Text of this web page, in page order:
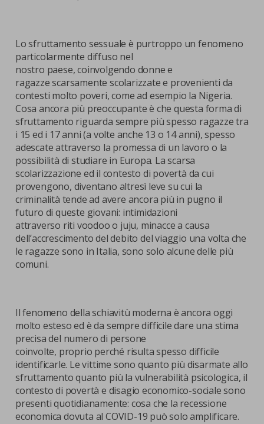
Lo sfruttamento sessuale è purtroppo un fenomeno
particolarmente diffuso nel
nostro paese, coinvolgendo donne e
ragazze scarsamente scolarizzate e provenienti da
contesti molto poveri, come ad esempio la Nigeria.
Cosa ancora più preoccupante è che questa forma di
sfruttamento riguarda sempre più spesso ragazze tra
i 15 ed i 17 anni (a volte anche 13 o 14 anni), spesso
adescate attraverso la promessa di un lavoro o la
possibilità di studiare in Europa. La scarsa
scolarizzazione ed il contesto di povertà da cui
provengono, diventano altresì leve su cui la
criminalità tende ad avere ancora più in pugno il
futuro di queste giovani: intimidazioni
attraverso riti voodoo o juju, minacce a causa
dell’accrescimento del debito del viaggio una volta che
le ragazze sono in Italia, sono solo alcune delle più
comuni.
Il fenomeno della schiavitù moderna è ancora oggi
molto esteso ed è da sempre difficile dare una stima
precisa del numero di persone
coinvolte, proprio perché risulta spesso difficile
identificarle. Le vittime sono quanto più disarmate allo
sfruttamento quanto più la vulnerabilità psicologica, il
contesto di povertà e disagio economico-sociale sono
presenti quotidianamente: cosa che la recessione
economica dovuta al COVID-19 può solo amplificare.